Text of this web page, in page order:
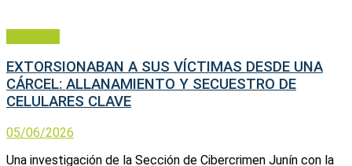
EXTORSIONABAN A SUS VÍCTIMAS DESDE UNA
CÁRCEL: ALLANAMIENTO Y SECUESTRO DE
CELULARES CLAVE
05/06/2026
Una investigación de la Sección de Cibercrimen Junín con la